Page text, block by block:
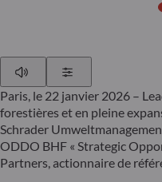
Paris, le 22 janvier 2026 –
forestières et en pleine
Schrader
ODDO BHF « Strategic
Partners, actionnaire de